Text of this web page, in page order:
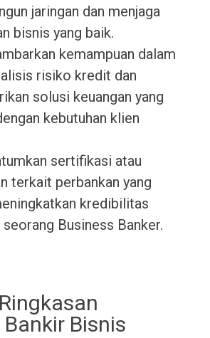
jaringan dan menjaga
bisnis yang baik.
kemampuan dalam
risiko kredit dan
solusi keuangan yang
kebutuhan klien
sertifikasi atau
terkait perbankan yang
kredibilitas
Business Banker.
Bankir Bisnis